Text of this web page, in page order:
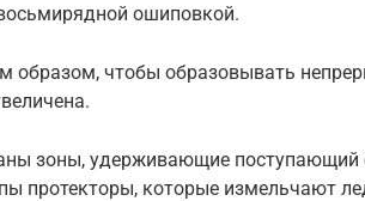
ошиповкой.
образом, чтобы образовывать
зоны, удерживающие поступающий
протекторы, которые измельчают